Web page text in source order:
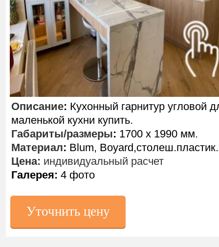
Описание: Кухонный гарнитур угловой
маленькой кухни купить.
Габариты/размеры: 1700 х 1990 мм.
Материал: Blum, Boyard,столеш.пластик.
Цена: индивидуальный расчет
Галерея: 4 фото
Уточнить цену